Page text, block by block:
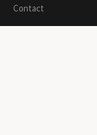
Contact